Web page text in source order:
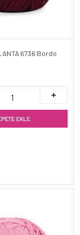
6736 Bordo
EKLE